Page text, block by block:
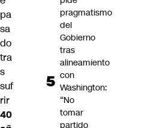
pa
sa
do
tra
s
suf
rir
40
pragmatismo
del
Gobierno
tras
alineamiento
con
Washington:
“No
tomar
partido